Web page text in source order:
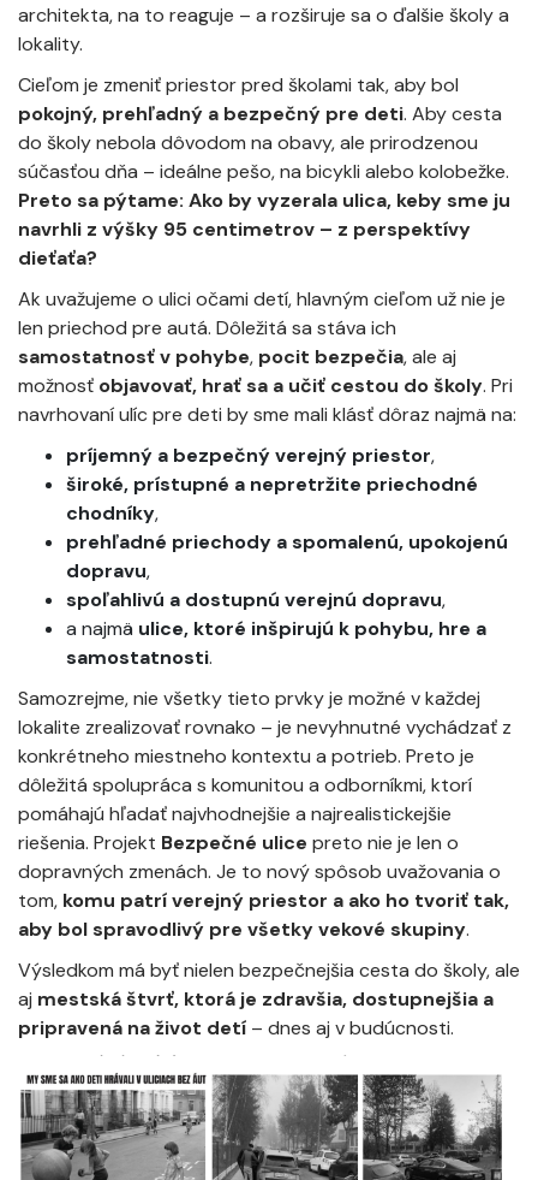
architekta, na to reaguje – a rozširuje sa o ďalšie školy a
lokality.
Cieľom je zmeniť priestor pred školami tak, aby bol
pokojný, prehľadný a bezpečný pre deti. Aby cesta
do školy nebola dôvodom na obavy, ale prirodzenou
súčasťou dňa – ideálne pešo, na bicykli alebo kolobežke.
Preto sa pýtame: Ako by vyzerala ulica, keby sme ju
navrhli z výšky 95 centimetrov – z perspektívy
dieťaťa?
Ak uvažujeme o ulici očami detí, hlavným cieľom už nie je
len priechod pre autá. Dôležitá sa stáva ich
samostatnosť v pohybe, pocit bezpečia, ale aj
možnosť objavovať, hrať sa a učiť cestou do školy. Pri
navrhovaní ulíc pre deti by sme mali klásť dôraz najmä na:
príjemný a bezpečný verejný priestor,
široké, prístupné a nepretržite priechodné
chodníky,
prehľadné priechody a spomalenú, upokojenú
dopravu,
spoľahlivú a dostupnú verejnú dopravu,
a najmä ulice, ktoré inšpirujú k pohybu, hre a
samostatnosti.
Samozrejme, nie všetky tieto prvky je možné v každej
lokalite zrealizovať rovnako – je nevyhnutné vychádzať z
konkrétneho miestneho kontextu a potrieb. Preto je
dôležitá spolupráca s komunitou a odborníkmi, ktorí
pomáhajú hľadať najvhodnejšie a najrealistickejšie
riešenia. Projekt Bezpečné ulice preto nie je len o
dopravných zmenách. Je to nový spôsob uvažovania o
tom, komu patrí verejný priestor a ako ho tvoriť tak,
aby bol spravodlivý pre všetky vekové skupiny.
Výsledkom má byť nielen bezpečnejšia cesta do školy, ale
aj mestská štvrť, ktorá je zdravšia, dostupnejšia a
pripravená na život detí – dnes aj v budúcnosti.